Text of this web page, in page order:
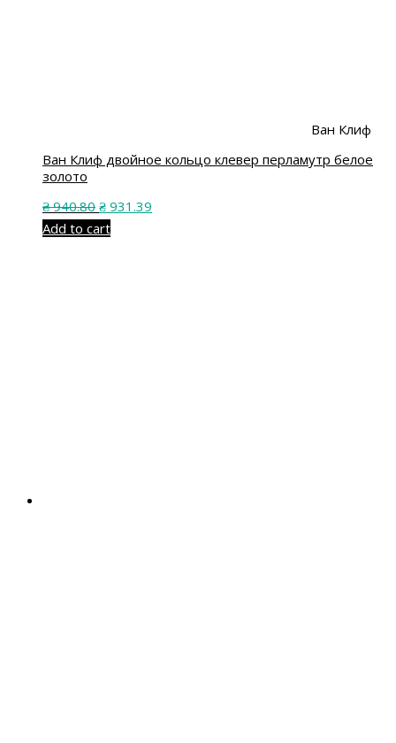
Ван Клиф
Ван Клиф двойное кольцо клевер перламутр белое
золото
₴940.80 ₴ 931.39
Add to cart